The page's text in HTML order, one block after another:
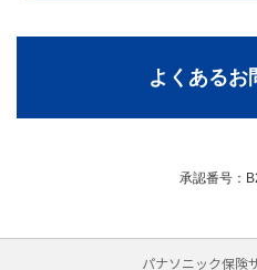
よくあるお
承認番号：
パナソニック保険